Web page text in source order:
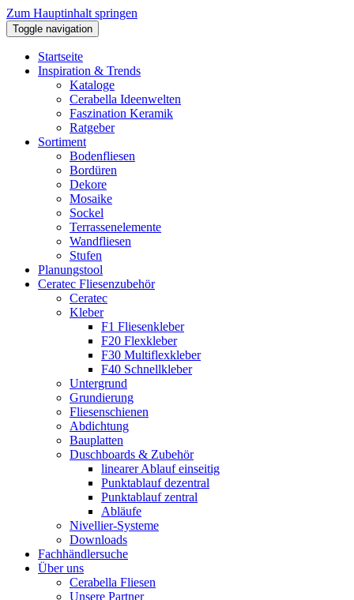
Zum Hauptinhalt springen
Toggle navigation
Startseite
Inspiration & Trends
Kataloge
Cerabella Ideenwelten
Faszination Keramik
Ratgeber
Sortiment
Bodenfliesen
Bordüren
Dekore
Mosaike
Sockel
Terrassenelemente
Wandfliesen
Stufen
Planungstool
Ceratec Fliesenzubehör
Ceratec
Kleber
F1 Fliesenkleber
F20 Flexkleber
F30 Multiflexkleber
F40 Schnellkleber
Untergrund
Grundierung
Fliesenschienen
Abdichtung
Bauplatten
Duschboards & Zubehör
linearer Ablauf einseitig
Punktablauf dezentral
Punktablauf zentral
Abläufe
Nivellier-Systeme
Downloads
Fachhändlersuche
Über uns
Cerabella Fliesen
Unsere Partner